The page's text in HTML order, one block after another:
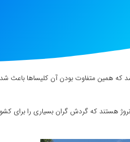
متفاوت بودن آن کلیساها باعث شده
نروژ هستند که گردش گران بسیاری را